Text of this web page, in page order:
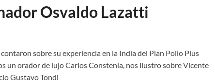
Osvaldo Lazatti
sobre su experiencia en la India del Plan Polio Plus
un orador de lujo Carlos Constenla, nos ilustro sobre Vicente
Gustavo Tondi